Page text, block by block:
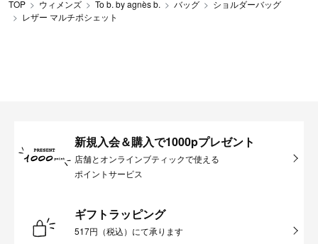
TOP ウィメンズ To b. by agnès b. バッグ
ショルダーバッグ
レザー マルチポシェット
新規入会＆購入で1000pプレゼント
店舗とオンラインブティックで使える
ポイントサービス
ギフトラッピング
517円（税込）にて承ります